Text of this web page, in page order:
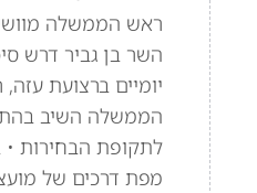
ראש הממשלה
השר בן גביר דרש
יומיים ברצועת
הממשלה השיב
לתקופת הבחירות •
מפת דרכים של